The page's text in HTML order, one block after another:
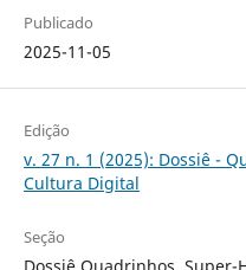
Publicado
2025-11-05
Edição
v. 27 n. 1 (2025): Dossiê -
Cultura Digital
Seção